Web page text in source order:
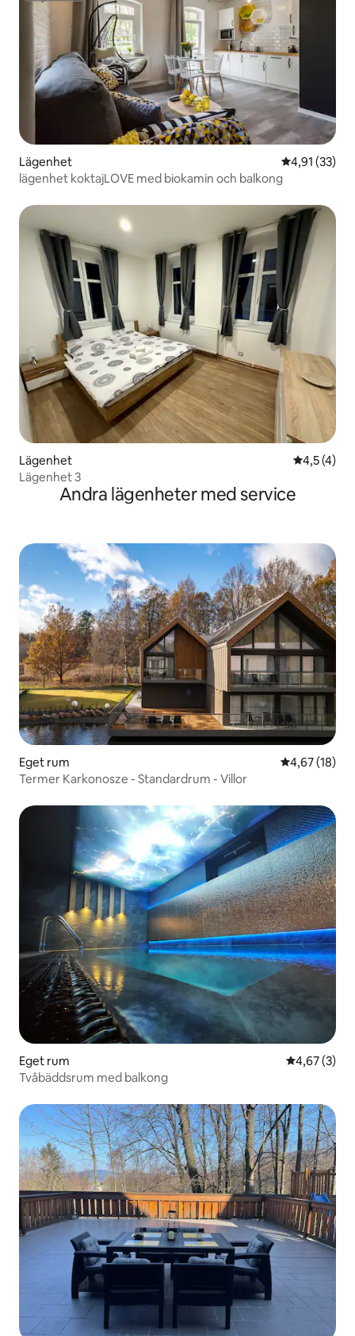
Lägenhet 4,91 av 5 i
4,91 (33)
lägenhet koktajLOVE med biokamin och balkong
Lägenhet 4,5 av 5 i
4,5 (4)
Lägenhet 3
Andra lägenheter med service
Eget rum 4,67 av 5 i
4,67 (18)
Termer Karkonosze - Standardrum - Villor
Eget rum 4,67 av 5 i
4,67 (3)
Tvåbäddsrum med balkong